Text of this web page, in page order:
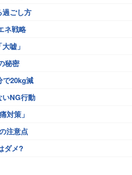
過ごし方
ネ戦略
嘘」
秘密
で20kg減
いNG行動
対策」
注意点
ダメ?